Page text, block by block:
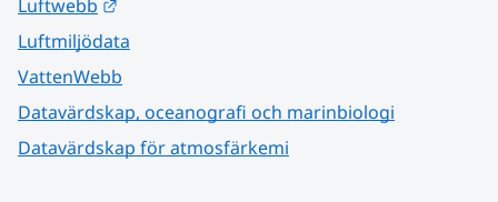
Luftwebb
Luftmiljödata
VattenWebb
Datavärdskap, oceanografi och marinbiologi
Datavärdskap för atmosfärkemi